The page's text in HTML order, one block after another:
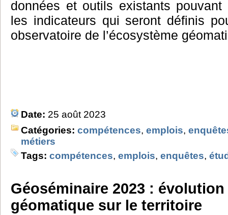
données et outils existants
les indicateurs qui seront définis
observatoire de l’écosystème
Date: 25 août 2023
Catégories: compétences, emplois,
métiers
Tags: compétences, emplois, enquêtes,
Géoséminaire 2023 :
géomatique sur le territoire